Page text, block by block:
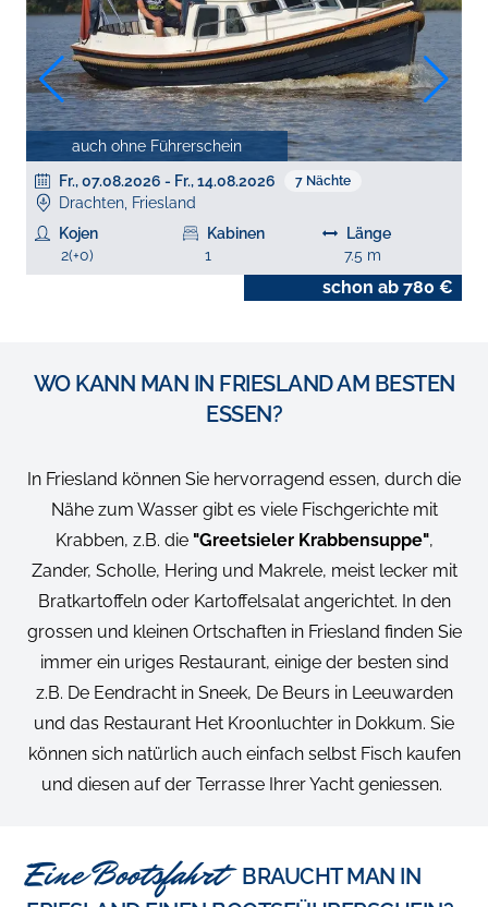
auch ohne Führerschein
Fr., 07.08.2026 - Fr., 14.08.2026 7 Nächte
Drachten, Friesland
Kojen
2(+0)
Kabinen
1
Länge
7.5 m
schon ab 780 €
WO KANN MAN IN FRIESLAND AM BESTEN
ESSEN?
In Friesland können Sie hervorragend essen, durch die
Nähe zum Wasser gibt es viele Fischgerichte mit
Krabben, z.B. die "Greetsieler Krabbensuppe",
Zander, Scholle, Hering und Makrele, meist lecker mit
Bratkartoffeln oder Kartoffelsalat angerichtet. In den
grossen und kleinen Ortschaften in Friesland finden Sie
immer ein uriges Restaurant, einige der besten sind
z.B. De Eendracht in Sneek, De Beurs in Leeuwarden
und das Restaurant Het Kroonluchter in Dokkum. Sie
können sich natürlich auch einfach selbst Fisch kaufen
und diesen auf der Terrasse Ihrer Yacht geniessen.
Eine Bootsfahrt
BRAUCHT MAN IN